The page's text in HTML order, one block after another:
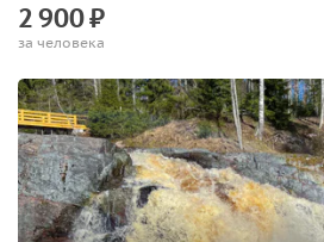
2900₽
за человека